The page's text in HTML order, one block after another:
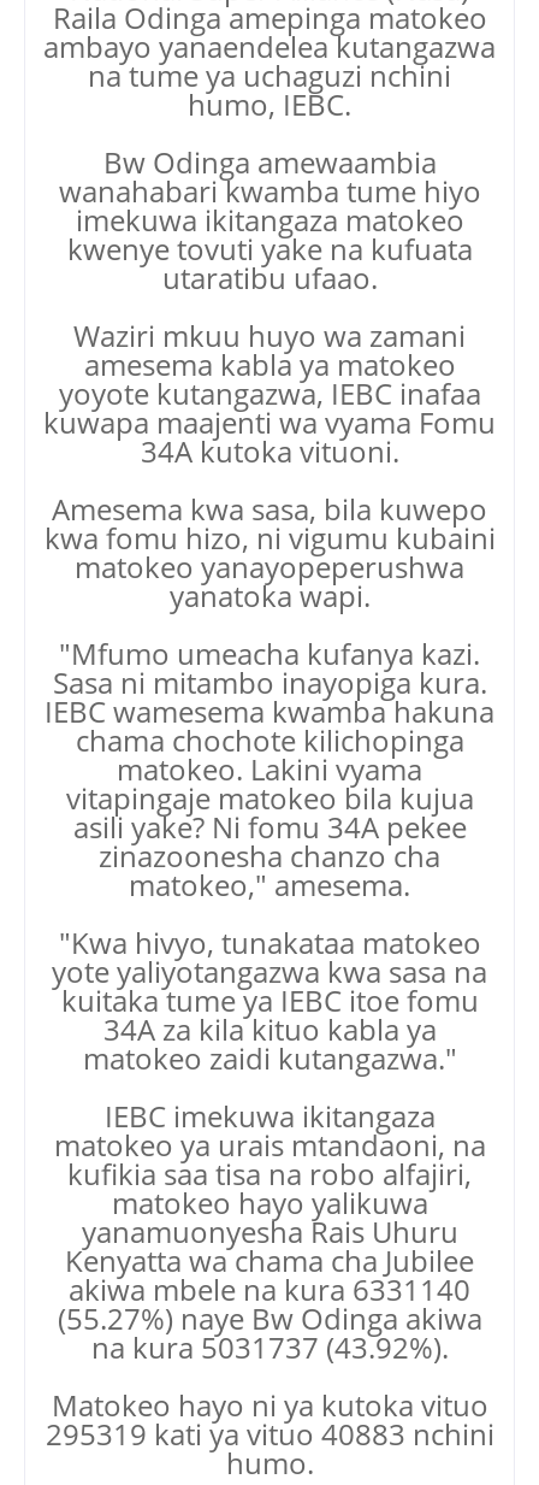
Raila Odinga amepinga matokeo
ambayo yanaendelea kutangazwa
na tume ya uchaguzi nchini
humo, IEBC.
Bw Odinga amewaambia
wanahabari kwamba tume hiyo
imekuwa ikitangaza matokeo
kwenye tovuti yake na kufuata
utaratibu ufaao.
Waziri mkuu huyo wa zamani
amesema kabla ya matokeo
yoyote kutangazwa, IEBC inafaa
kuwapa maajenti wa vyama Fomu
34A kutoka vituoni.
Amesema kwa sasa, bila kuwepo
kwa fomu hizo, ni vigumu kubaini
matokeo yanayopeperushwa
yanatoka wapi.
"Mfumo umeacha kufanya kazi.
Sasa ni mitambo inayopiga kura.
IEBC wamesema kwamba hakuna
chama chochote kilichopinga
matokeo. Lakini vyama
vitapingaje matokeo bila kujua
asili yake? Ni fomu 34A pekee
zinazoonesha chanzo cha
matokeo," amesema.
"Kwa hivyo, tunakataa matokeo
yote yaliyotangazwa kwa sasa na
kuitaka tume ya IEBC itoe fomu
34A za kila kituo kabla ya
matokeo zaidi kutangazwa."
IEBC imekuwa ikitangaza
matokeo ya urais mtandaoni, na
kufikia saa tisa na robo alfajiri,
matokeo hayo yalikuwa
yanamuonyesha Rais Uhuru
Kenyatta wa chama cha Jubilee
akiwa mbele na kura 6331140
(55.27%) naye Bw Odinga akiwa
na kura 5031737 (43.92%).
Matokeo hayo ni ya kutoka vituo
295319 kati ya vituo 40883 nchini
humo.